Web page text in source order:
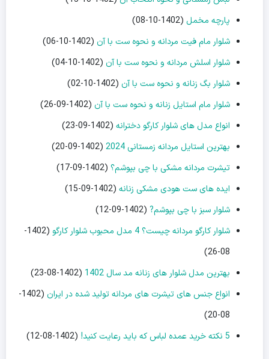
پارچه مخمل (1402-10-08)
شلوار مام فیت مردانه و نحوه ست با آن (1402-10-06)
شلوار اسلش مردانه و نحوه ست با آن (1402-10-04)
شلوار بگ زنانه و نحوه ست با آن (1402-10-02)
شلوار مام استایل زنانه و نحوه ست با آن (1402-09-26)
انواع مدل های شلوار کارگو دخترانه (1402-09-23)
بهترین استایل مردانه زمستانی 2024
(1402-09-20)
تیشرت مردانه مشکی با چی بپوشم؟ (1402-09-17)
ایده های ست هودی مشکی زنانه (1402-09-15)
شلوار سبز با چی بپوشم? (1402-09-12)
شلوار کارگو مردانه چیست؟ 4 مدل محبوب شلوار کارگو
(1402-
08-26)
بهترین مدل شلوار های زنانه مد سال 1402
(1402-08-23)
انواع جنس های تیشرت های مردانه تولید شده در ایران
(1402-
08-20)
5 نکته خرید عمده لباس که باید رعایت کنید!
(1402-08-12)